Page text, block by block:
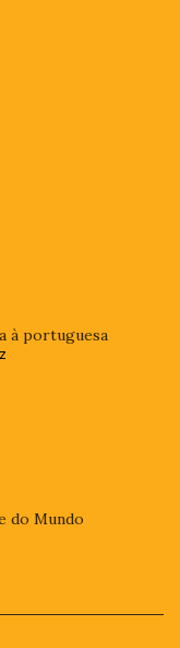
à portuguesa
do Mundo